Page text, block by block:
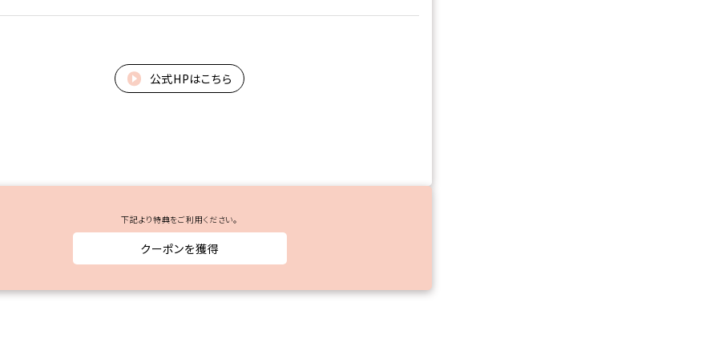
公式HPはこちら
下記より特典をご利用ください。
クーポンを獲得